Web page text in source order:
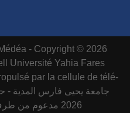
- Copyright © 2026
Université Yahia Fares
par la cellule de télé-
جامعة يحيى فارس المدية -
2026 مدعوم من طرف خلية التعليم عن بعد